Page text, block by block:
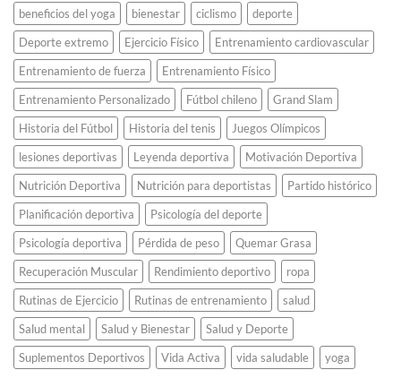
espaldas
y
revolucionó
el
atletismo
para
siempre.
beneficios del yoga
bienestar ciclismo
deporte
Deporte extremo
Ejercicio Físico
Entrenamiento cardiovascular
Entrenamiento de fuerza
Entrenamiento Físico
Entrenamiento Personalizado
Fútbol chileno
Grand Slam
Historia del Fútbol
Historia del tenis
Juegos Olímpicos
lesiones deportivas
Leyenda deportiva
Motivación Deportiva
Nutrición Deportiva
Nutrición para deportistas
Partido histórico
Planificación deportiva
Psicología del deporte
Psicología deportiva
Pérdida de peso
Quemar Grasa
Recuperación Muscular
Rendimiento deportivo
ropa
Rutinas de Ejercicio
Rutinas de entrenamiento
salud
Salud mental
Salud y Bienestar
Salud y Deporte
Suplementos Deportivos
Vida Activa vida saludable yoga